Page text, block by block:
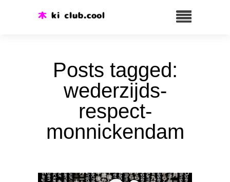
Posts tagged:
wederzijds-
respect-
monnickendam